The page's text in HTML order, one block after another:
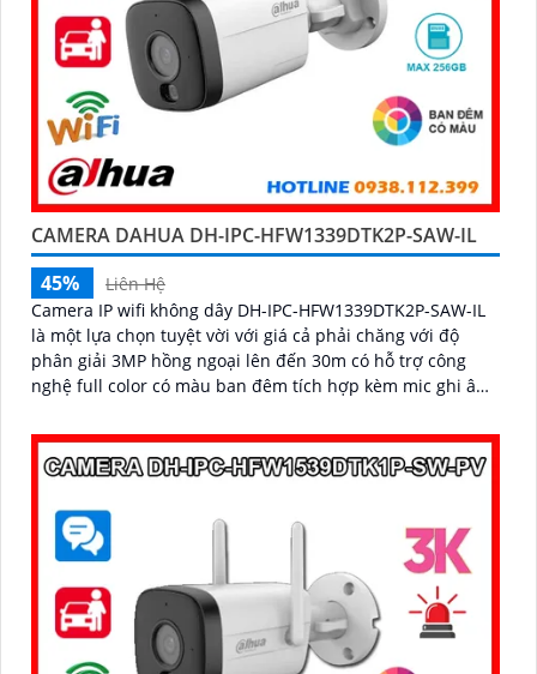
CAMERA DAHUA DH-IPC-HFW1339DTK2P-SAW-IL
45%
Liên Hệ
Camera IP wifi không dây DH-IPC-HFW1339DTK2P-SAW-IL
là một lựa chọn tuyệt vời với giá cả phải chăng với độ
phân giải 3MP hồng ngoại lên đến 30m có hỗ trợ công
nghệ full color có màu ban đêm tích hợp kèm mic ghi âm
hợp cho mọi gia đình.